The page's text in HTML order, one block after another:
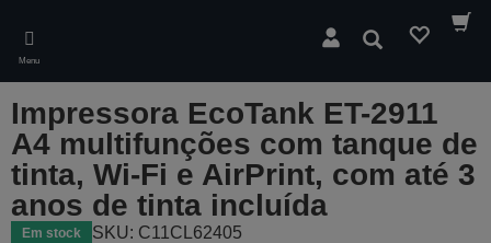
main
content
Menu
Pesquisar
Impressora EcoTank ET-2911
A4 multifunções com tanque de
tinta, Wi-Fi e AirPrint, com até 3
anos de tinta incluída
Em stock SKU: C11CL62405